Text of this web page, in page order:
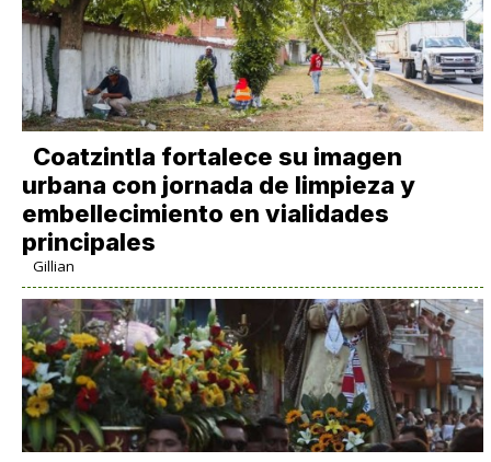
Coatzintla fortalece su imagen
urbana con jornada de limpieza y
embellecimiento en vialidades
principales
Gillian